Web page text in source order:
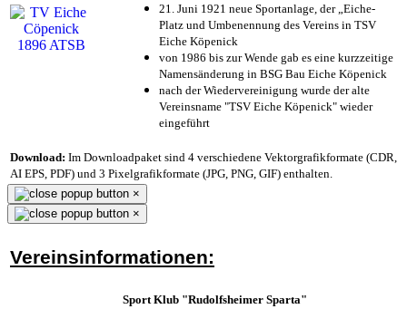
21. Juni 1921 neue Sportanlage, der „Eiche-
Platz und Umbenennung des Vereins in TSV
Eiche Köpenick
von 1986 bis zur Wende gab es eine kurzzeitige
Namensänderung in BSG Bau Eiche Köpenick
nach der Wiedervereinigung wurde der alte
Vereinsname "TSV Eiche Köpenick" wieder
eingeführt
Download: Im Downloadpaket sind 4 verschiedene Vektorgrafikformate (CDR,
AI EPS, PDF) und 3 Pixelgrafikformate (JPG, PNG, GIF) enthalten.
×
×
Vereinsinformationen:
Sport Klub "Rudolfsheimer Sparta"